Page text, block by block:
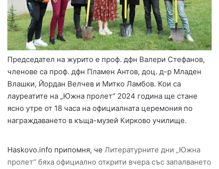
Председател на журито е проф. дфн Валери Стефанов,
членове са проф. дфн Пламен Антов, доц. д-р Младен
Влашки, Йордан Велчев и Митко Ламбов. Кои са
лауреатите на „Южна пролет“ 2024 година ще стане
ясно утре от 18 часа на официалната церемония по
награждаването в къща-музей Кирково училище.
Haskovo.info припомня, че Литературните дни „Южна
пролет“ бяха официално открити вчера със запалването